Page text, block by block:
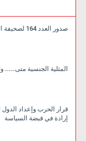
صدور العدد 164 لصحيفة الحدث الاسبوعي من لندن
المثلية الجنسية متى.....
قرار الحرب وإعداد
إرادة في قبضة السياسة